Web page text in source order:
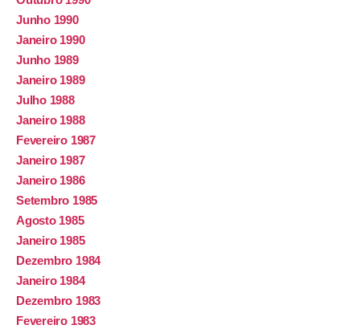
Junho 1990
Janeiro 1990
Junho 1989
Janeiro 1989
Julho 1988
Janeiro 1988
Fevereiro 1987
Janeiro 1987
Janeiro 1986
Setembro 1985
Agosto 1985
Janeiro 1985
Dezembro 1984
Janeiro 1984
Dezembro 1983
Fevereiro 1983